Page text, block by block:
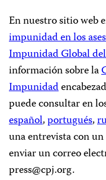
En nuestro sitio web
impunidad en los
Impunidad Global del
información sobre la
Impunidad
puede consultar en
español,portugués,
una entrevista con
enviar un correo
press@cpj.org.